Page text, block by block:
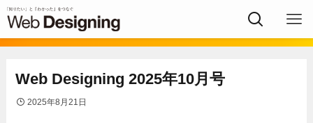
Web Designing 2025年10月号
2025年8月21日